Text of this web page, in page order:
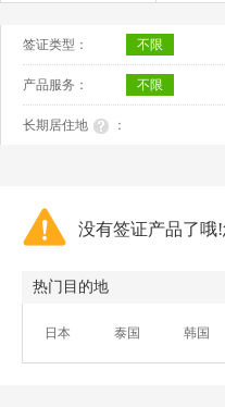
签证类型： 不限
产品服务： 不限
长期居住地 ：
没有签证产品了哦
热门目的地
日本 泰国 韩国